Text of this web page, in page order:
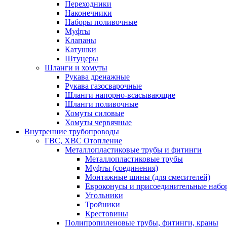
Переходники
Наконечники
Наборы поливочные
Муфты
Клапаны
Катушки
Штуцеры
Шланги и хомуты
Рукава дренажные
Рукава газосварочные
Шланги напорно-всасывающие
Шланги поливочные
Хомуты силовые
Хомуты червячные
Внутренние трубопроводы
ГВС, ХВС Отопление
Металлопластиковые трубы и фитинги
Металлопластиковые трубы
Муфты (соединения)
Монтажные шины (для смесителей)
Евроконусы и присоединительные
Угольники
Тройники
Крестовины
Полипропиленовые трубы, фитинги, краны